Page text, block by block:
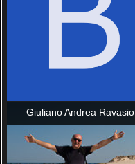
Giuliano Andrea Ravasio